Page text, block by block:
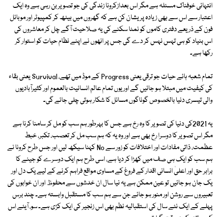
انتہائی خوفناک مسئلہ ہے مگر اس بعدازکرونا زندگی کی جو تصویر بن رہی ہے وہ ایک
اعتبار سے اس سے بھی زیادہ پریشان کن ہے کہ گھروں میں بیٹھ کر کمپیوٹر اور موبائل
فون کے ذریعے دفتری کاموں کو نمٹا سکنے کی یہ صلاحیت آگے چل کر معاشروں کی
اس بنیاد کو ہی تہس نہس کر دے گی جس پر انھوں نے اپنے نظام حیات کو استوار کر
رکھا ہے۔
تمام شعبہ ہائے حیات جو ترقی یعنی Progress کے موڈ میں تھے، Survival یعنی بقاء
کی کیفیت میں مبتلا ہو جائیں گے اور یوں تمام عالم انسانیت بالعموم اور کثیرآبادیوں
والی تیسری دنیا بالخصوص گوناگوں مسائل کا شکار ہوتی چلی جائے گی۔
یہ 2021کی دنیا کی تصویر کا وہ رخ ہے جس کا بہرطور ہم سب کو مل کر سامنا کرنا ہے
مگر اس تصویر کا دوسرا رخ بھی ہے اور وہ یہ کہ ہم سب مل کر تعصب، تکبر، خبط
عظمت، ذاتی مفادات اور اختلافات کو زور سے No کہنا سیکھ لیں اور جس طرح کرونا نے
ہم سب کو ایک ہی صف میں کھڑا کر دیا ہے، اسی طرح ہم ایک دوسرے کو جینے کا
برابر حق اور اعلیٰ انسانی اقدار کے فروغ کے مساوی مواقع فراہم کرنے کے لیے یک دل اور
یک جان ہو جائیں تو عین ممکن ہے یہ نیا سال ان خدشوں سے محفوظ اور ان خوابوں کی
تعبیروں سے روشن اور منور ہو جائے جن سے ہم سب کا مستقبل وابستہ ہے۔ چند برس
پہلے کے ایک نئے سال کی استقبالیہ نظم بھی اس زنجیر کی ایک کڑی ہے۔ سو، آیئے اس